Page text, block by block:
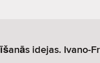
idejas. Ivano-